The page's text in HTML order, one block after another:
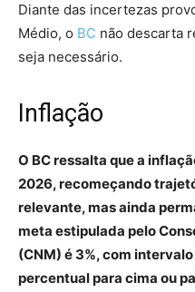
Diante das incertezas
Médio, o BC não descarta
seja necessário.
Inflação
O BC ressalta que a
2026, recomeçando
relevante, mas ainda
meta estipulada pelo
(CNM) é 3%, com
percentual para cima ou